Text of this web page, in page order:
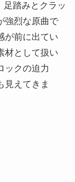
足踏みとクラッ
強烈な原曲で
が前に出てい
材として扱い
ックの迫力
見えてきま